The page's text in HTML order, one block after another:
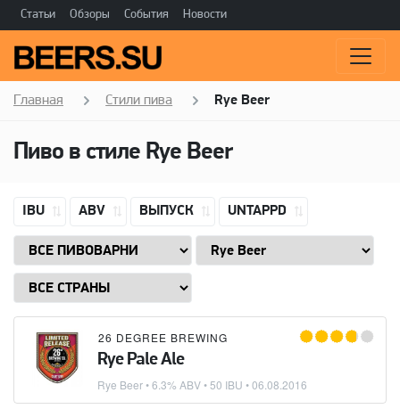
Статьи Обзоры События Новости
Главная Стили пива Rye Beer
Пиво в стиле Rye Beer
IBU ABV ВЫПУСК UNTAPPD
26 DEGREE BREWING
Rye Pale Ale
Rye Beer• 6.3% ABV • 50 IBU •06.08.2016